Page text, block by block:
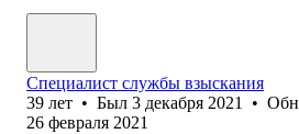
Специалист службы взыскания
39 лет • Был 3 декабря 2021 •
26 февраля 2021